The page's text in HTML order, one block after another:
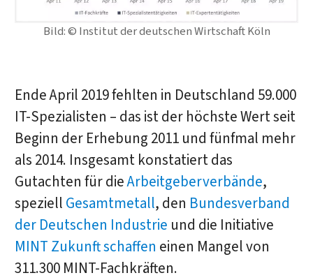
Bild: © Institut der deutschen Wirtschaft Köln
Ende April 2019 fehlten in Deutschland 59.000
IT-Spezialisten – das ist der höchste Wert seit
Beginn der Erhebung 2011 und fünfmal mehr
als 2014. Insgesamt konstatiert das
Gutachten für dieArbeitgeberverbände,
speziell Gesamtmetall, den Bundesverband
der Deutschen Industrie und die Initiative
MINT Zukunft schaffen einen Mangel von
311.300 MINT-Fachkräften.